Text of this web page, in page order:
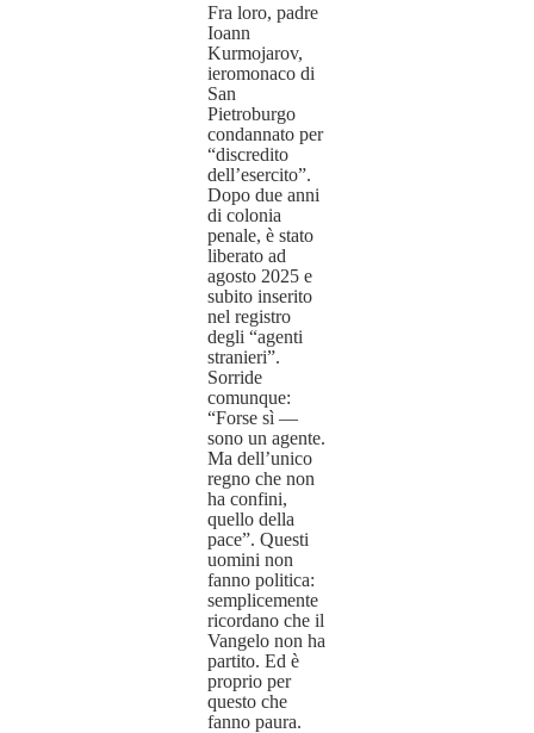
Fra loro, padre
Ioann
Kurmojarov,
ieromonaco di
San
Pietroburgo
condannato per
“discredito
dell’esercito”.
Dopo due anni
di colonia
penale, è stato
liberato ad
agosto 2025 e
subito inserito
nel registro
degli “agenti
stranieri”.
Sorride
comunque:
“Forse sì —
sono un agente.
Ma dell’unico
regno che non
ha confini,
quello della
pace”. Questi
uomini non
fanno politica:
semplicemente
ricordano che il
Vangelo non ha
partito. Ed è
proprio per
questo che
fanno paura.